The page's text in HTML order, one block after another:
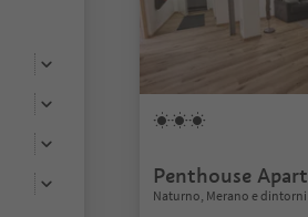
Penthouse
Naturno, Merano e dintorni